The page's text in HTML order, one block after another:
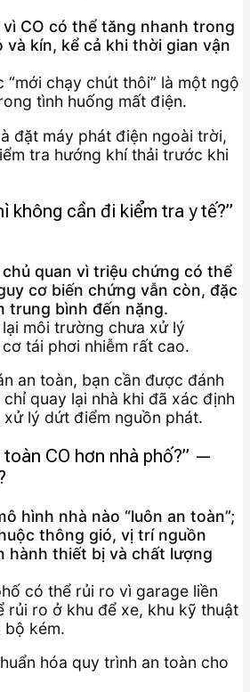
CO có thể tăng nhanh trong
kín, kể cả khi thời gian vận
“mới chạy chút thôi” là một ngộ
tình huống mất điện.
đặt máy phát điện ngoài trời,
tra hướng khí thải trước khi
không cần đi kiểm tra y tế?”
quan vì triệu chứng có thể
cơ biến chứng vẫn còn, đặc
trung bình đến nặng.
môi trường chưa xử lý
tái phơi nhiễm rất cao.
an toàn, bạn cần được đánh
quay lại nhà khi đã xác định
lý dứt điểm nguồn phát.
toàn CO hơn nhà phố?” —
hình nhà nào “luôn an toàn”;
thông gió, vị trí nguồn
hành thiết bị và chất lượng
có thể rủi ro vì garage liền
rủi ro ở khu để xe, khu kỹ thuật
bộ kém.
hóa quy trình an toàn cho